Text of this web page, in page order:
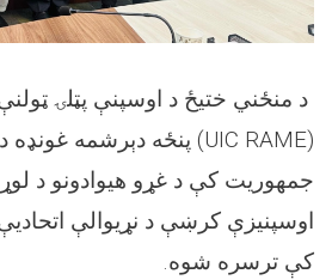
د منځني ختیځ د اوسپنې پټلۍ
(UIC RAME)
پنځه دېرشمه غونډه
جمهوریت کې د غړو هیوادونو د لوړ
اوسپنیزې کرښې د نړیوالې
کې ترسره شوه.